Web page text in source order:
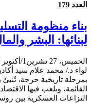
العدد 179
بناء منظومة
لبنائها: البشر
الخميس، 27 تشرين1/أكتوير 2022
لواء د./ محمد علام سيد
بمرحلة تاريخية حرجة،
القائمة، ويلعب فيها
النزاعات العسكرية بين